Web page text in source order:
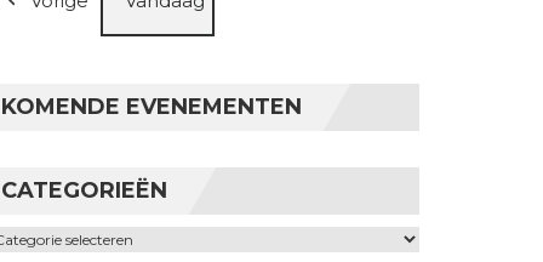
KOMENDE EVENEMENTEN
CATEGORIEËN